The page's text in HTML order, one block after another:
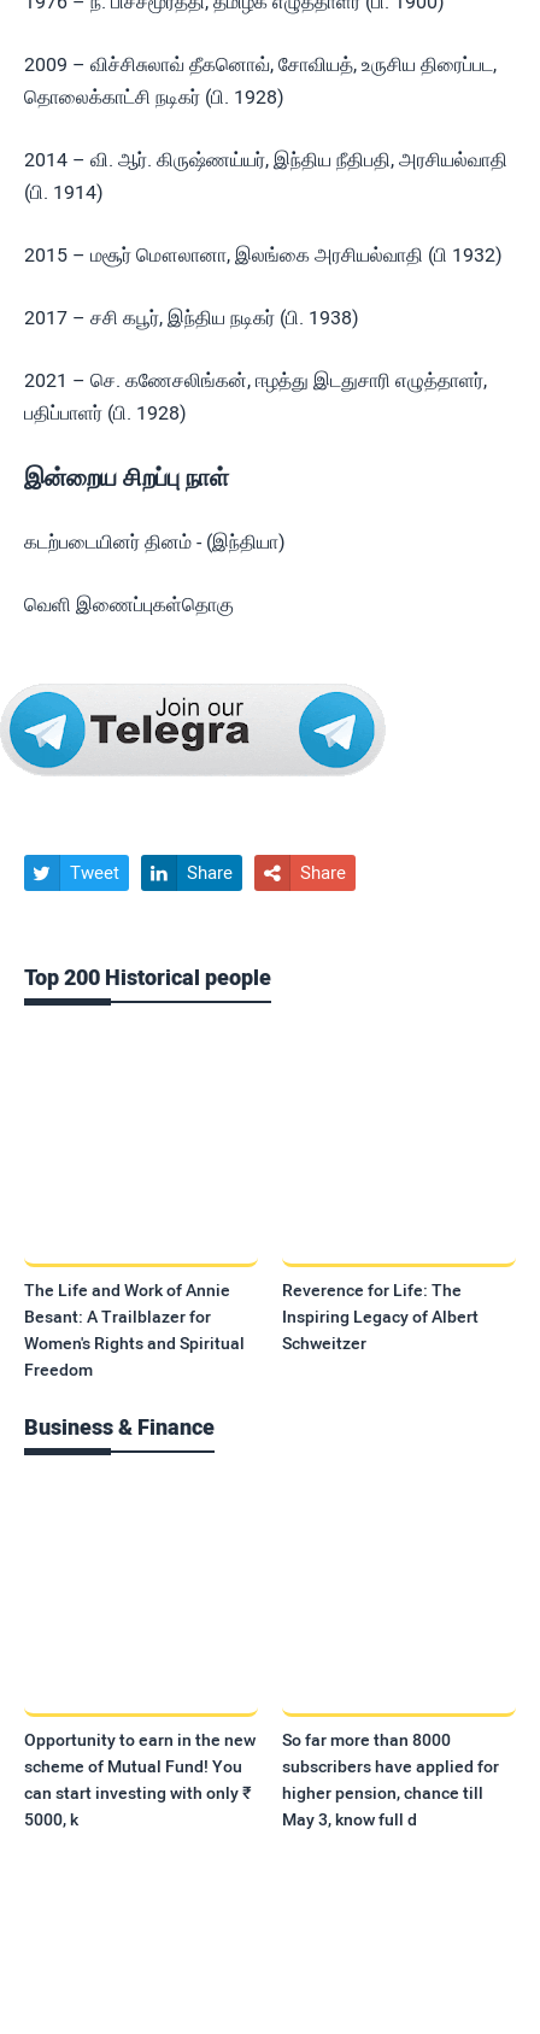
2009 – விச்சிசுலாவ் தீகனொவ், சோவியத், உருசிய திரைப்பட,
தொலைக்காட்சி நடிகர் (பி. 1928)
2014 – வி. ஆர். கிருஷ்ணய்யர், இந்திய நீதிபதி, அரசியல்வாதி
(பி. 1914)
2015 – மசூர் மௌலானா, இலங்கை அரசியல்வாதி (பி 1932)
2017 – சசி கபூர், இந்திய நடிகர் (பி. 1938)
2021 – செ. கணேசலிங்கன், ஈழத்து இடதுசாரி எழுத்தாளர்,
பதிப்பாளர் (பி. 1928)
இன்றைய சிறப்பு நாள்
கடற்படையினர் தினம் - (இந்தியா)
வெளி இணைப்புகள்தொகு
 Tweet  Share  Share
Top 200 Historical people
The Life and Work of Annie
Besant: A Trailblazer for
Women's Rights and Spiritual
Freedom
Reverence for Life: The
Inspiring Legacy of Albert
Schweitzer
Business & Finance
Opportunity to earn in the new
scheme of Mutual Fund! You
can start investing with only ₹
5000, k
So far more than 8000
subscribers have applied for
higher pension, chance till
May 3, know full d